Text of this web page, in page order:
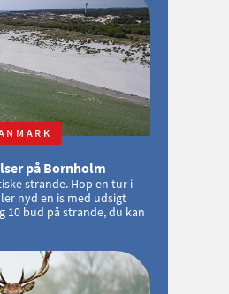
på Bornholm
strande. Hop en tur i
nyd en is med udsigt
10 bud på strande, du kan